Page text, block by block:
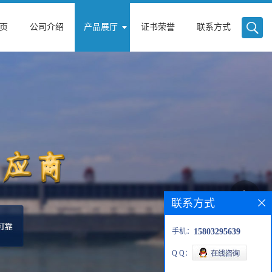
公司介绍 产品展厅 证书荣誉 联系方式
联系方式
手机： 15803295639
Q Q：